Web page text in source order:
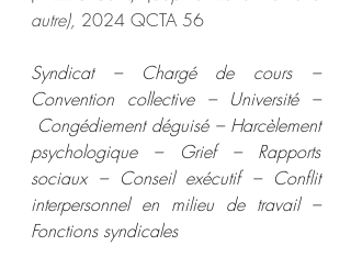
autre), 2024 QCTA 56
Syndicat – Chargé de cours –
Convention collective – Université –
Congédiement déguisé – Harcèlement
psychologique – Grief – Rapports
sociaux – Conseil exécutif – Conflit
interpersonnel en milieu de travail –
Fonctions syndicales